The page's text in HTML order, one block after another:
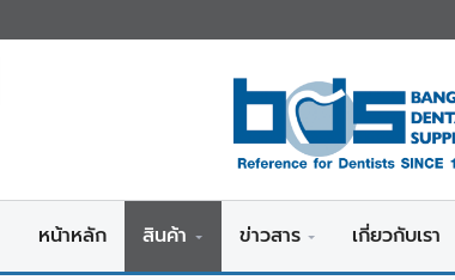
หน้าหลัก สินค้า ข่าวสาร เกี่ยวกับเรา